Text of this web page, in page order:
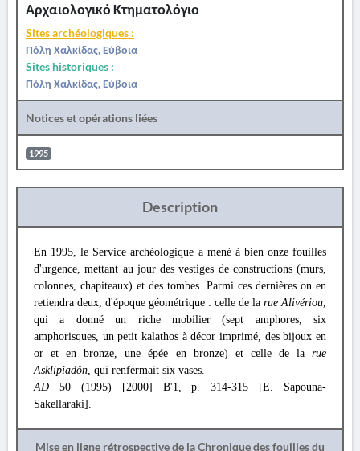
Αρχαιολογικό Κτηματολόγιο
Sites archéologiques :
Πόλη Χαλκίδας, Εύβοια
Sites historiques :
Πόλη Χαλκίδας, Εύβοια
Notices et opérations liées
1995
Description
En 1995, le Service archéologique a mené à bien onze fouilles
d'urgence, mettant au jour des vestiges de constructions (murs,
colonnes, chapiteaux) et des tombes. Parmi ces dernières on en
retiendra deux, d'époque géométrique : celle de la rue Alivériou,
qui a donné un riche mobilier (sept amphores, six
amphorisques, un petit kalathos à décor imprimé, des bijoux en
or et en bronze, une épée en bronze) et celle de la rue
Asklipiadôn, qui renfermait six vases.
AD 50 (1995) [2000] Β'1, p. 314-315 [E. Sapouna-
Sakellaraki].
Mise en ligne rétrospective de la Chronique des fouilles du